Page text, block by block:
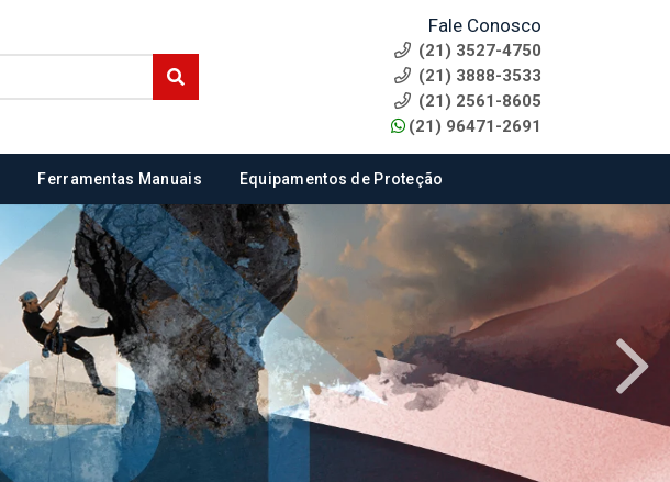
Fale Conosco
(21) 3527-4750
(21) 3888-3533
(21) 2561-8605
(21) 96471-2691
Ferramentas Manuais Equipamentos de Proteção